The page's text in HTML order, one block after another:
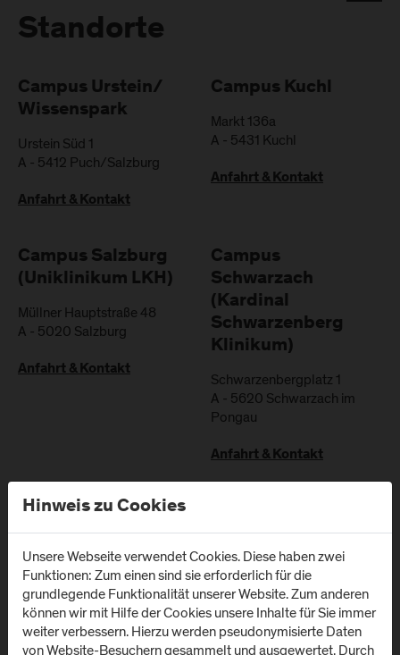
Standorte
Campus Urstein/
Wissenspark
Urstein Süd 1
A - 5412 Puch/Salzburg
Anfahrt & Kontakt
Campus Kuchl
Markt 136a
A - 5431 Kuchl
Anfahrt & Kontakt
Campus Salzburg
(Uniklinikum LKH)
Müllner Hauptstraße 48
A - 5020 Salzburg
Anfahrt & Kontakt
Campus
Schwarzach
(Kardinal
Schwarzenberg
Klinikum)
Schwarzenbergplatz 1
A - 5620 Schwarzach im
Pongau
Anfahrt & Kontakt
Newsletter
Melden Sie sich zum Newsletter an und erhalten Sie aktuelle
Infos aus der FH Salzburg und zu Veranstaltungen!
Hinweis zu Cookies
Unsere Webseite verwendet Cookies. Diese haben zwei
Funktionen: Zum einen sind sie erforderlich für die
grundlegende Funktionalität unserer Website. Zum anderen
können wir mit Hilfe der Cookies unsere Inhalte für Sie immer
weiter verbessern. Hierzu werden pseudonymisierte Daten
von Website-Besuchern gesammelt und ausgewertet. Durch